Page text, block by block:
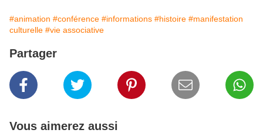
#animation #conférence #informations #histoire #manifestation
culturelle #vie associative
Partager
Vous aimerez aussi